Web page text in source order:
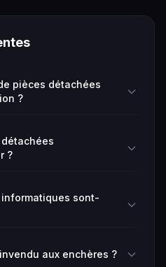
pièces détachées
?
?
sont-
aux enchères ?